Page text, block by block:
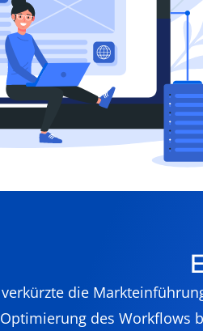
die
des Workflows